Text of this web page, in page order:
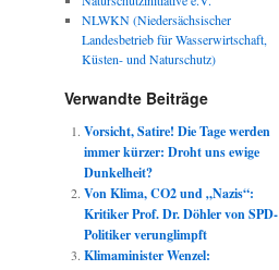
NLWKN (Niedersächsischer
Landesbetrieb für Wasserwirtschaft,
Küsten- und Naturschutz)
Verwandte Beiträge
Vorsicht, Satire! Die Tage werden
immer kürzer: Droht uns ewige
Dunkelheit?
Von Klima, CO2 und „Nazis“:
Kritiker Prof. Dr. Döhler von SPD-
Politiker verunglimpft
Klimaminister Wenzel: